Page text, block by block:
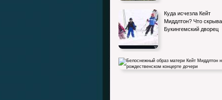
Куда исчезла Кейт
Миддлтон? Что
Букингемский дворец